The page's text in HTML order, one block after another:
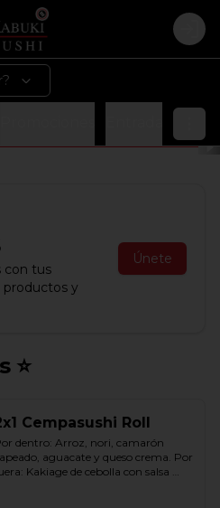
con tus
productos y
Únete
⭐
Cempasushi Roll
dentro: Arroz, nori, camarón
aguacate y queso crema. Por
Kakiage de cebolla con salsa